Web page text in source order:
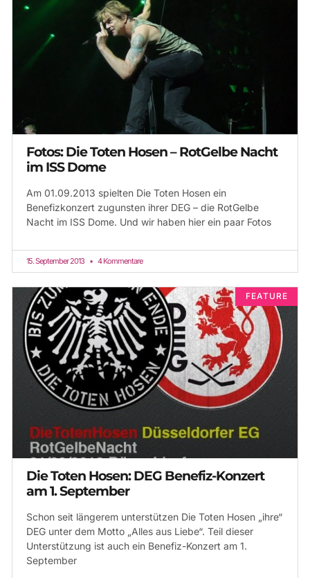
Fotos: Die Toten Hosen – RotGelbe Nacht
im ISS Dome
Am 01.09.2013 spielten Die Toten Hosen ein
Benefizkonzert zugunsten ihrer DEG – die RotGelbe
Nacht im ISS Dome. Und wir haben hier ein paar Fotos
15. September 2013 4 Kommentare
FEATURE
Die Toten Hosen: DEG Benefiz-Konzert
am 1. September
Schon seit längerem unterstützen Die Toten Hosen „ihre“
DEG unter dem Motto „Alles aus Liebe“. Teil dieser
Unterstützung ist auch ein Benefiz-Konzert am 1.
September